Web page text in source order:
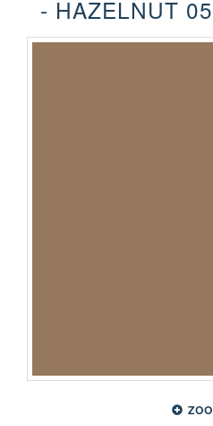
- HAZELNUT 05